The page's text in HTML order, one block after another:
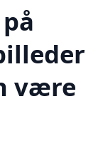
være